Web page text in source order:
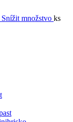
Snížit množstvo ks